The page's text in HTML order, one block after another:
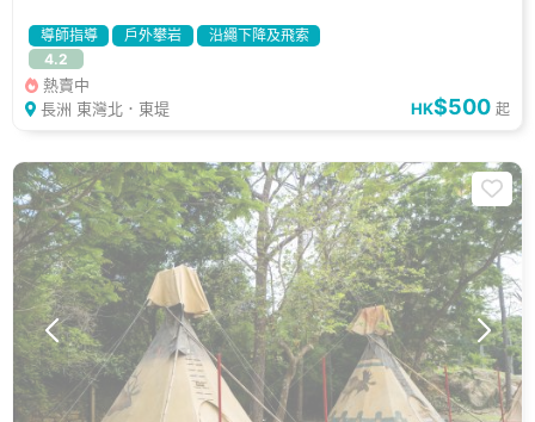
導師指導 戶外攀岩
沿繩下降及飛索
4.2
熱賣中
長洲 東灣北．東堤
HK$500 起